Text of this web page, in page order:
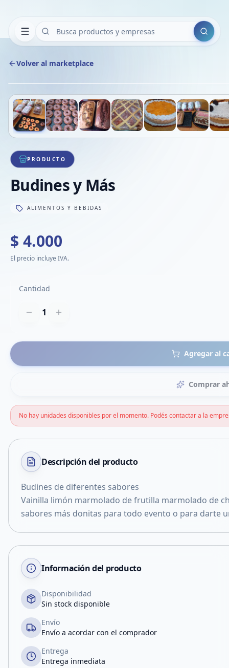
Buscar
Volver al marketplace
1/12
PRODUCTO
Budines y Más
ALIMENTOS Y BEBIDAS
$ 4.000
El precio incluye IVA.
Cantidad
1
Agregar al
Comprar
No hay unidades disponibles por el momento. Podés contactar a la
Descripción del producto
Budines de diferentes sabores
Vainilla limón marmolado de frutilla marmolado de
sabores más donitas para todo evento o para darte
Información del producto
Disponibilidad
Sin stock disponible
Envío
Envío a acordar con el comprador
Entrega
Entrega inmediata